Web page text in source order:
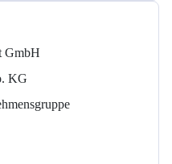
GmbH
KG